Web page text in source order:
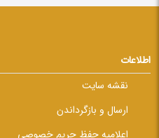
اطلاعات
نقشه سایت
ارسال و بازگرداندن
اعلامیه حفظ حریم خصوصی